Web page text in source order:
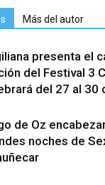
Más del autor
presenta el
del Festival 3
del 27 al 30
de Oz
noches de